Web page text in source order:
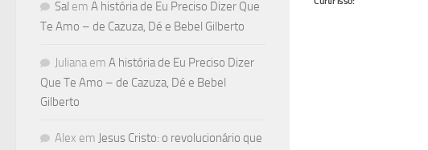
Sal em A história de Eu Preciso Dizer Que
Te Amo – de Cazuza, Dé e Bebel Gilberto
Juliana em A história de Eu Preciso Dizer
Que Te Amo – de Cazuza, Dé e Bebel
Gilberto
Alex em Jesus Cristo: o revolucionário que